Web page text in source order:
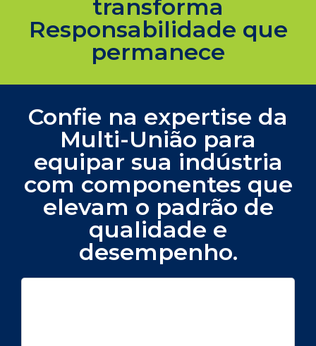
transforma
Responsabilidade que
permanece
Confie na expertise da
Multi-União para
equipar sua indústria
com componentes que
elevam o padrão de
qualidade e
desempenho.